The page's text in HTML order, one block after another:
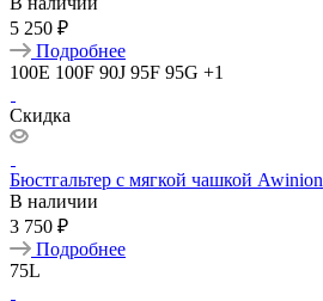
5 250 ₽
Подробнее
100E 100F 90J 95F 95G +1
Скидка
Бюстгальтер с мягкой чашкой Awinion
В наличии
3 750 ₽
Подробнее
75L